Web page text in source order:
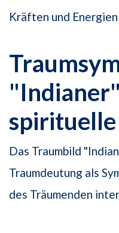
Kräften und
Das Traumbild
Traumdeutung als
des Träumenden